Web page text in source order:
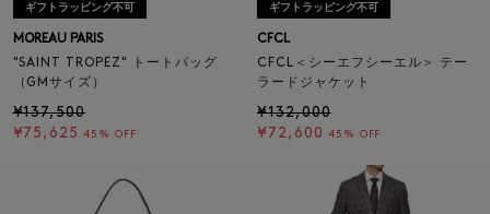
ギフトラッピング不可
MOREAU PARIS
"SAINT TROPEZ" トートバッグ
（GMサイズ）
¥137,500
¥75,625 45% OFF
ギフトラッピング不可
CFCL
CFCL＜シーエフシーエル＞ テー
ラードジャケット
¥132,000
¥72,600 45% OFF